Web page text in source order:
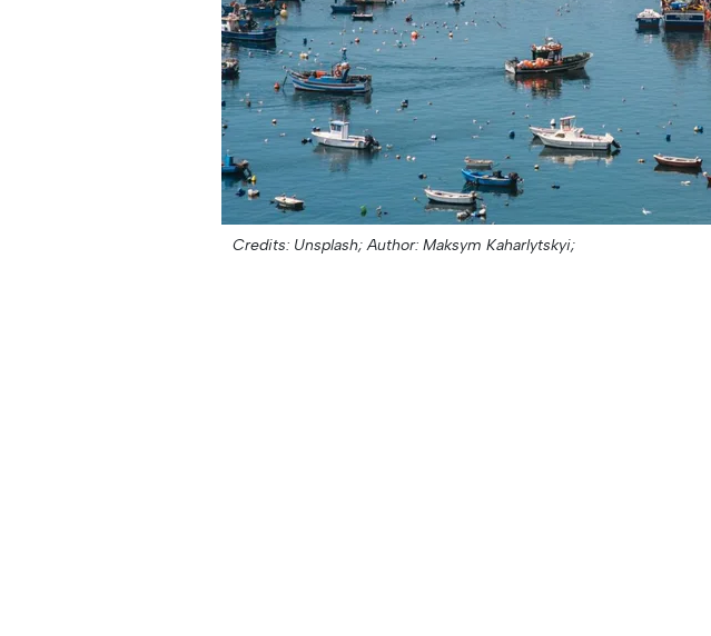
Credits: Unsplash; Author: Maksym Kaharlytskyi;